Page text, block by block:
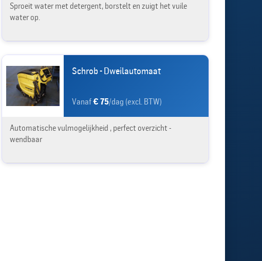
Sproeit water met detergent, borstelt en zuigt het vuile
water op.
Schrob - Dweilautomaat
Vanaf€ 75/dag (excl. BTW)
Automatische vulmogelijkheid , perfect overzicht -
wendbaar